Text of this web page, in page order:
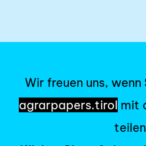
Wir freuen uns,
agrarpapers.tirol mit